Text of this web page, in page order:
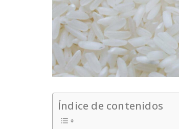
Índice de contenidos